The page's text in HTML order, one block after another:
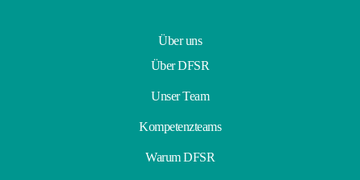
Über uns
Über DFSR
Unser Team
Kompetenzteams
Warum DFSR